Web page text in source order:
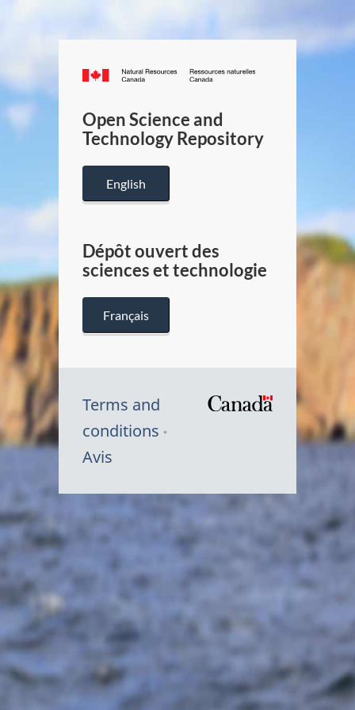
Canada.ca
/
Canada
Open Science and
Technology Repository
English
Dépôt ouvert des
sciences et technologie
Français
Terms and
conditions
Avis
Symbole
Canada